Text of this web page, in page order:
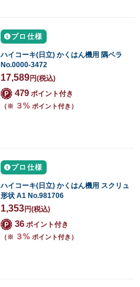
プロ仕様
ハイコーキ(日立) かくはん機用 隅ペラ
No.0000-3472
17,589円(税込)
479 ポイント付き
（※ ３% ポイント付き）
プロ仕様
ハイコーキ(日立) かくはん機用 スクリュ
形状 A1 No.981706
1,353円(税込)
36 ポイント付き
（※ ３% ポイント付き）